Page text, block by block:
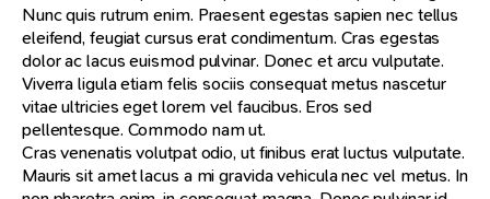
Nunc quis rutrum enim. Praesent egestas sapien nec tellus
eleifend, feugiat cursus erat condimentum. Cras egestas
dolor ac lacus euismod pulvinar. Donec et arcu vulputate.
Viverra ligula etiam felis sociis consequat metus nascetur
vitae ultricies eget lorem vel faucibus. Eros sed
pellentesque. Commodo nam ut.
Cras venenatis volutpat odio, ut finibus erat luctus vulputate.
Mauris sit amet lacus a mi gravida vehicula nec vel metus. In